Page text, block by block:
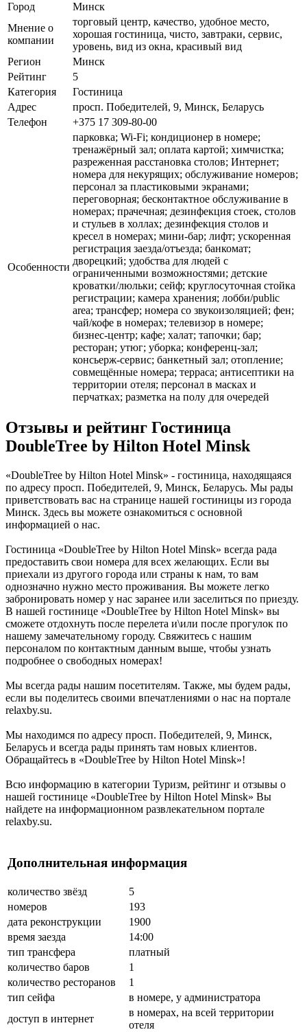
Город
Минск
Мнение о
компании
торговый центр, качество, удобное место,
хорошая гостиница, чисто, завтраки, сервис,
уровень, вид из окна, красивый вид
Регион
Минск
Рейтинг
5
Категория
Гостиница
Адрес
просп. Победителей, 9, Минск, Беларусь
Телефон
+375 17 309-80-00
Особенности
парковка; Wi-Fi; кондиционер в номере;
тренажёрный зал; оплата картой; химчистка;
разреженная расстановка столов; Интернет;
номера для некурящих; обслуживание номеров;
персонал за пластиковыми экранами;
переговорная; бесконтактное обслуживание в
номерах; прачечная; дезинфекция стоек, столов
и стульев в холлах; дезинфекция столов и
кресел в номерах; мини-бар; лифт; ускоренная
регистрация заезда/отъезда; банкомат;
дворецкий; удобства для людей с
ограниченными возможностями; детские
кроватки/люльки; сейф; круглосуточная стойка
регистрации; камера хранения; лобби/public
area; трансфер; номера со звукоизоляцией; фен;
чай/кофе в номерах; телевизор в номере;
бизнес-центр; кафе; халат; тапочки; бар;
ресторан; утюг; уборка; конференц-зал;
консьерж-сервис; банкетный зал; отопление;
совмещённые номера; терраса; антисептики на
территории отеля; персонал в масках и
перчатках; разметка на полу для очередей
Отзывы и рейтинг Гостиница
DoubleTree by Hilton Hotel Minsk
«DoubleTree by Hilton Hotel Minsk» - гостиница, находящаяся
по адресу просп. Победителей, 9, Минск, Беларусь. Мы рады
приветствовать вас на странице нашей гостиницы из города
Минск. Здесь вы можете ознакомиться с основной
информацией о нас.
Гостиница «DoubleTree by Hilton Hotel Minsk» всегда рада
предоставить свои номера для всех желающих. Если вы
приехали из другого города или страны к нам, то вам
однозначно нужно место проживания. Вы можете легко
забронировать номер у нас заранее или заселиться по приезду.
В нашей гостинице «DoubleTree by Hilton Hotel Minsk» вы
сможете отдохнуть после перелета и\или после прогулок по
нашему замечательному городу. Свяжитесь с нашим
персоналом по контактным данным выше, чтобы узнать
подробнее о свободных номерах!
Мы всегда рады нашим посетителям. Также, мы будем рады,
если вы поделитесь своими впечатлениями о нас на портале
relaxby.su.
Мы находимся по адресу просп. Победителей, 9, Минск,
Беларусь и всегда рады принять там новых клиентов.
Обращайтесь в «DoubleTree by Hilton Hotel Minsk»!
Всю информацию в категории Туризм, рейтинг и отзывы о
нашей гостинице «DoubleTree by Hilton Hotel Minsk» Вы
найдете на информационном развлекательном портале
relaxby.su.
Дополнительная информация
количество звёзд
5
номеров
193
дата реконструкции
1900
время заезда
14:00
тип трансфера
платный
количество баров
1
количество ресторанов
1
тип сейфа
в номере, у администратора
доступ в интернет
в номерах, на всей территории
отеля